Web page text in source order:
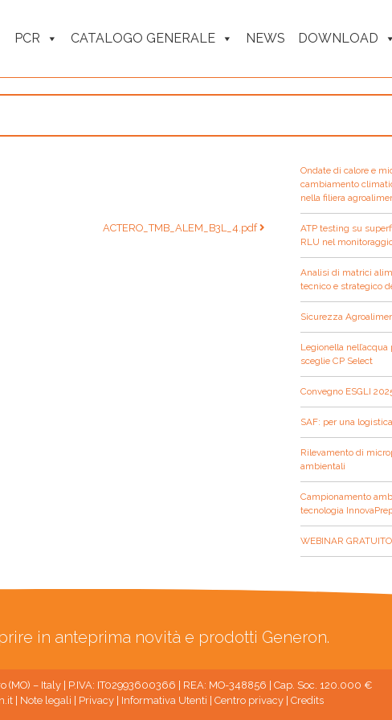
PCR CATALOGO GENERALE NEWS DOWNLOAD
ACTERO_TMB_ALEM_B3L_4.pdf
Ondate di calore e
cambiamento
nella filiera
ATP testing su
RLU nel
Analisi di matrici
tecnico e strategico
Sicurezza
Legionella
sceglie CP Select
Convegno ESGLI
SAF: per una
Rilevamento di
ambientali
Campionamento
tecnologia
WEBINAR
in anteprima novità e prodotti Generon.
– Italy | P.IVA: IT02993600366 | REA: MO-348856 | Cap. Soc. 120.000 €
| Note legali Privacy| Informativa Utenti Centro privacy| Credits